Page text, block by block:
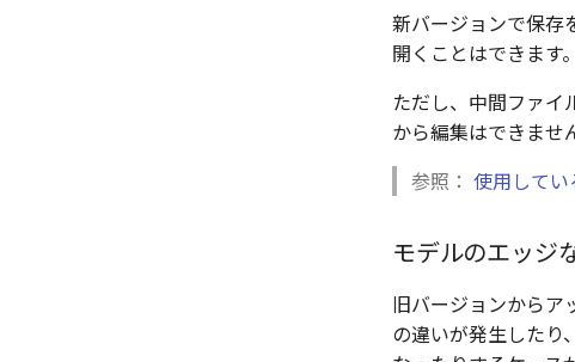
新バージョンで保存
開くことはできます。
ただし、中間ファ
から編集はできませ
参照： 使用してい
モデルのエッジ
旧バージョンからア
の違いが発生したり